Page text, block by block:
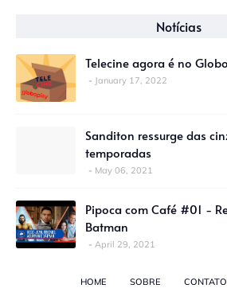
Notícias
Telecine agora é no
January 17, 2022
Sanditon ressurge das
temporadas
May 06, 2021
Pipoca com Café #01 -
Batman
April 29, 2021
HOME SOBRE CONTATO